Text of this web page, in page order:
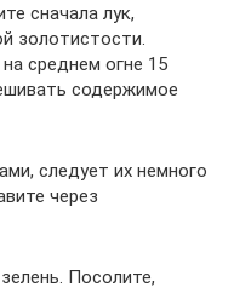
сначала лук,
золотистости.
среднем огне 15
содержимое
следует их немного
через
Посолите,